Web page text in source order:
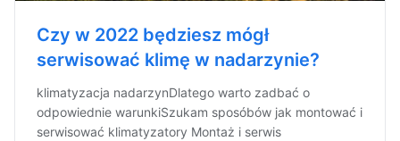
Czy w 2022 będziesz mógł
serwisować klimę w nadarzynie?
klimatyzacja nadarzynDlatego warto zadbać o
odpowiednie warunkiSzukam sposóbów jak montować i
serwisować klimatyzatory Montaż i serwis